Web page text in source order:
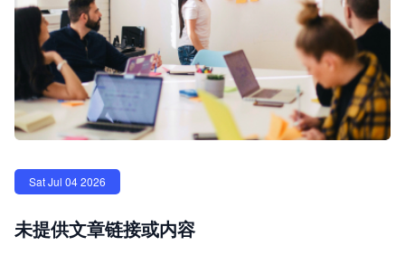
Sat Jul 04 2026
未提供文章链接或内容